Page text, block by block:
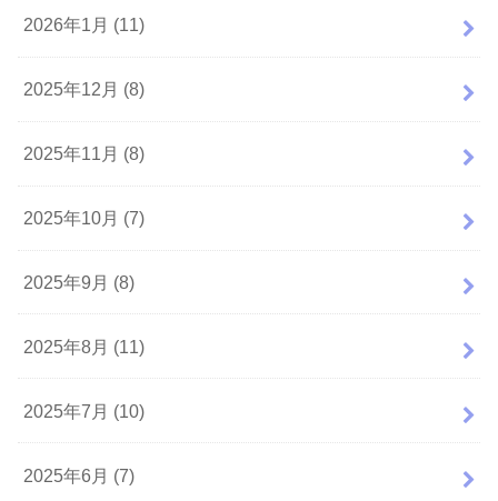
2026年1月 (11)
2025年12月 (8)
2025年11月 (8)
2025年10月 (7)
2025年9月 (8)
2025年8月 (11)
2025年7月 (10)
2025年6月 (7)